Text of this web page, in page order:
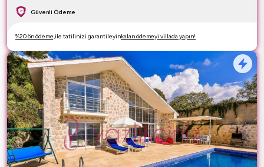
Güvenli Ödeme
%20 ön ödeme,ile tatilinizi garantileyinkalan ödemeyi villada yapın!